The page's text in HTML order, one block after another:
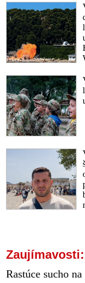
Zaujímavosti:
Rastúce sucho